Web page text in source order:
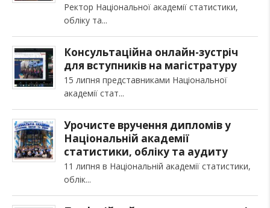
Ректор Національної академії статистики,
обліку та
Консультаційна онлайн-зустріч
для вступників на магістратуру
15 липня представниками Національної
академії стат
Урочисте вручення дипломів у
Національній академії
статистики, обліку та аудиту
11 липня в Національній академії статистики,
облік